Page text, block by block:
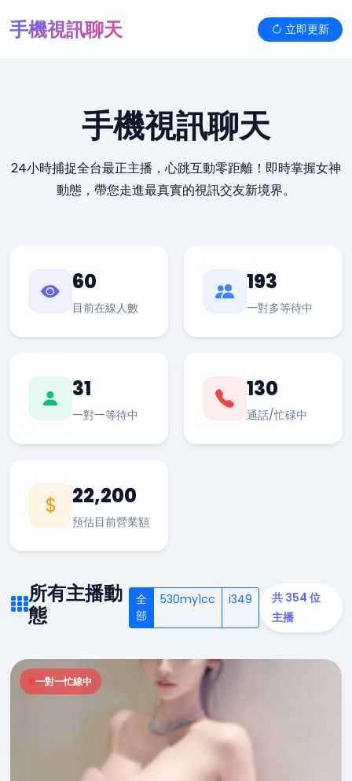
手機視訊聊天 立即更新
手機視訊聊天
24小時捕捉全台最正主播，心跳互動零距離！即時掌握女神
動態，帶您走進最真實的視訊交友新境界。
60
目前在線人數
193
一對多等待中
31
一對一等待中
130
通話/忙碌中
22,200
預估目前營業額
所有主播動
態
全
部
530my1cc i349
共 354 位
主播
一對一忙線中